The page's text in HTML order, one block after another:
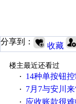
分享到： 收藏
楼主最近还看过
·
​14种单按钮
· 7月7与安川来
· 应收账款很